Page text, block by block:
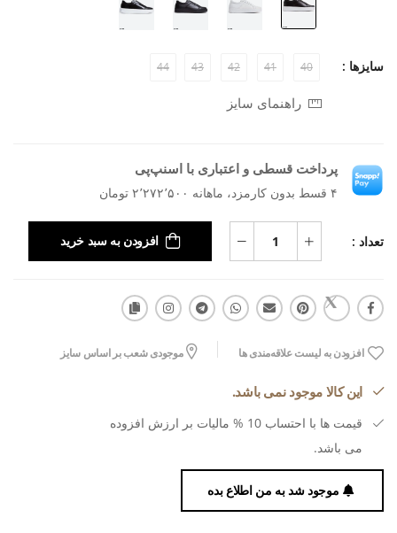
سایزها : 40
41
42
43
44
راهنمای سایز
پرداخت قسطی و اعتباری با اسنپ‌پی
۴ قسط بدون کارمزد، ماهانه ۲٬۲۷۲٬۵۰۰ تومان
تعداد : افزودن به سبد خرید
افزودن به لیست علاقه‌مندی ها موجودی شعب بر اساس سایز
این کالا موجود نمی باشد.
قیمت ها با احتساب 10 % مالیات بر ارزش افزوده
می باشد.
موجود شد به من اطلاع بده